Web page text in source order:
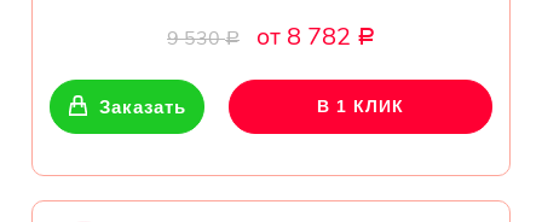
9 530Р от 8 782 Р
Заказать В 1 КЛИК